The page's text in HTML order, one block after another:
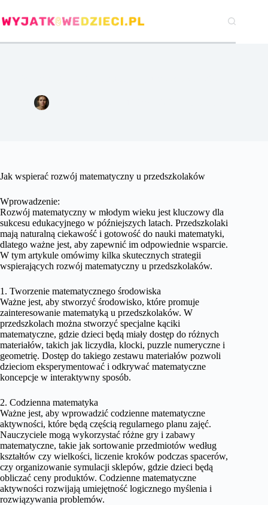
do
treści
Jak wspierać rozwój matematyczny u przedszkolaków
Wprowadzenie:
Rozwój matematyczny w młodym wieku jest kluczowy dla
sukcesu edukacyjnego w późniejszych latach. Przedszkolaki
mają naturalną ciekawość i gotowość do nauki matematyki,
dlatego ważne jest, aby zapewnić im odpowiednie wsparcie.
W tym artykule omówimy kilka skutecznych strategii
wspierających rozwój matematyczny u przedszkolaków.
1. Tworzenie matematycznego środowiska
Ważne jest, aby stworzyć środowisko, które promuje
zainteresowanie matematyką u przedszkolaków. W
przedszkolach można stworzyć specjalne kąciki
matematyczne, gdzie dzieci będą miały dostęp do różnych
materiałów, takich jak liczydła, klocki, puzzle numeryczne i
geometrię. Dostęp do takiego zestawu materiałów pozwoli
dzieciom eksperymentować i odkrywać matematyczne
koncepcje w interaktywny sposób.
2. Codzienna matematyka
Ważne jest, aby wprowadzić codzienne matematyczne
aktywności, które będą częścią regularnego planu zajęć.
Nauczyciele mogą wykorzystać różne gry i zabawy
matematyczne, takie jak sortowanie przedmiotów według
kształtów czy wielkości, liczenie kroków podczas spacerów,
czy organizowanie symulacji sklepów, gdzie dzieci będą
obliczać ceny produktów. Codzienne matematyczne
aktywności rozwijają umiejętność logicznego myślenia i
rozwiązywania problemów.